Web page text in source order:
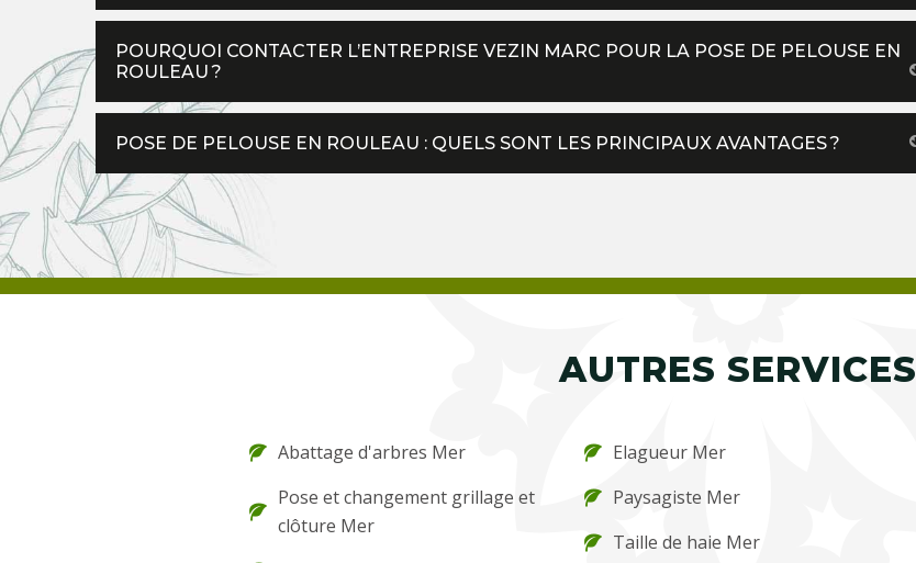
POURQUOI CONTACTER L’ENTREPRISE VEZIN MARC POUR LA POSE DE PELOUSE EN
ROULEAU ?
POSE DE PELOUSE EN ROULEAU : QUELS SONT LES PRINCIPAUX AVANTAGES ?
AUTRES SERVICES
Abattage d'arbres Mer
Pose et changement grillage et
clôture Mer
Elagueur Mer
Paysagiste Mer
Taille de haie Mer